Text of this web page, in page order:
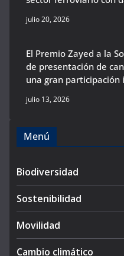
julio 20, 2026
El Premio Zayed a la
de presentación de
una gran participación
julio 13, 2026
Menú
Biodiversidad
Sostenibilidad
Movilidad
Cambio climático